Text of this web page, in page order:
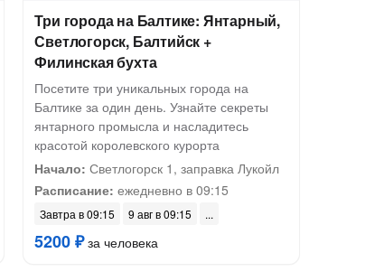
Три города на Балтике: Янтарный,
Светлогорск, Балтийск +
Филинская бухта
Посетите три уникальных города на
Балтике за один день. Узнайте секреты
янтарного промысла и насладитесь
красотой королевского курорта
Начало: Светлогорск 1, заправка Лукойл
Расписание: ежедневно в 09:15
Завтра в 09:15 9 авг в 09:15
5200 ₽за человека